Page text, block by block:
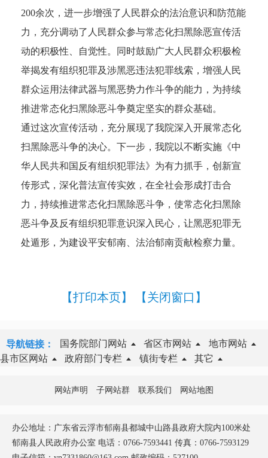
200余次，进一步增强了人民群众的法治意识和防范能
力，充分调动了人民群众参与常态化扫黑除恶宣传活
动的积极性、自觉性。同时鼓励广大人民群众积极检
举揭发有组织犯罪及涉黑恶违法犯罪线索，增强人民
群众运用法律武器与黑恶势力作斗争的能力，为持续
推进常态化扫黑除恶斗争奠定坚实的群众基础。
通过这次宣传活动，充分展现了我院深入开展常态化
扫黑除恶斗争的决心。下一步，我院以不断实施《中
华人民共和国反有组织犯罪法》为有力抓手，创新宣
传形式，深化普法宣传实效，在全社会形成打击合
力，持续推进常态化扫黑除恶斗争，使常态化扫黑除
恶斗争及反有组织犯罪意识深入民心，让黑恶犯罪无
处遁形，为建设平安郁南、法治郁南贡献检察力量。
【打印本页】 【关闭窗口】
导航链接： 国务院部门网站 省区市网站
地市网站
县市区网站
政府部门专栏 镇街专栏 其它
网站声明 子网站群 联系我们 网站地图
办公地址：广东省云浮市郁南县都城中山路县政府大院内100米处
郁南县人民政府办公室 电话：0766-7593441 传真：0766-7593129